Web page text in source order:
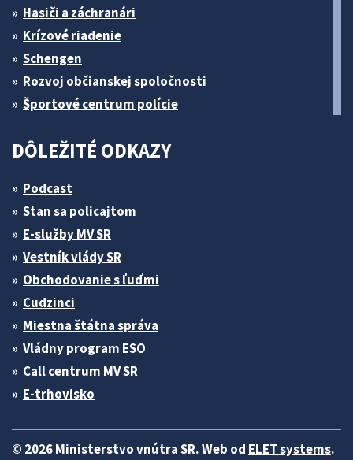
Hasiči a záchranári
Krízové riadenie
Schengen
Rozvoj občianskej spoločnosti
Športové centrum polície
DÔLEŽITÉ ODKAZY
Podcast
Stan sa policajtom
E-služby MV SR
Vestník vlády SR
Obchodovanie s ľuďmi
Cudzinci
Miestna štátna správa
Vládny program ESO
Call centrum MV SR
E-trhovisko
© 2026 Ministerstvo vnútra SR. Web od ELET systems.